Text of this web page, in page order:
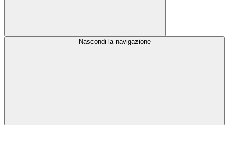
Nascondi la navigazione